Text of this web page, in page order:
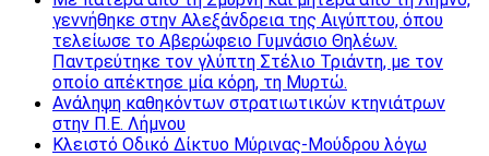
γεννήθηκε στην Αλεξάνδρεια της Αιγύπτου, όπου
τελείωσε το Αβερώφειο Γυμνάσιο Θηλέων.
Παντρεύτηκε τον γλύπτη Στέλιο Τριάντη, με τον
οποίο απέκτησε μία κόρη, τη Μυρτώ.
Ανάληψη καθηκόντων στρατιωτικών κτηνιάτρων
στην Π.Ε. Λήμνου
Κλειστό Οδικό Δίκτυο Μύρινας-Μούδρου λόγω